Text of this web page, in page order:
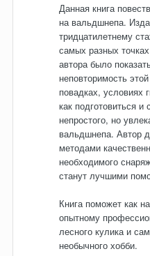
Данная книга
на вальдшнепа.
тридцатилетнему
самых разных
автора было
неповторимость
повадках, условиях
как подготовиться
непростого, но
вальдшнепа. Автор
методами
необходимого
станут лучшими
Книга поможет как
опытному
лесного кулика и
необычного хобби.